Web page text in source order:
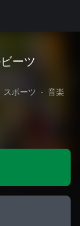
ーツ
スポーツ • 音楽